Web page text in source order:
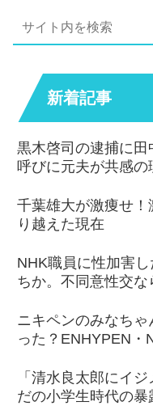
新着記事
黒木啓司の逮捕に
呼びに元夫が共感の
千葉雄大が激痩せ
り越えた現在
NHK職員に性加害
ちか。不同意性交な
ニキペンのみなち
った？ENHYPEN・
「清水良太郎にイ
だの小学生時代の暴